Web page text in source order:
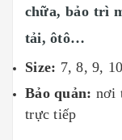
chữa, bảo trì
tải, ôtô…
Size: 7, 8, 9,
Bảo quản: nơi
trực tiếp